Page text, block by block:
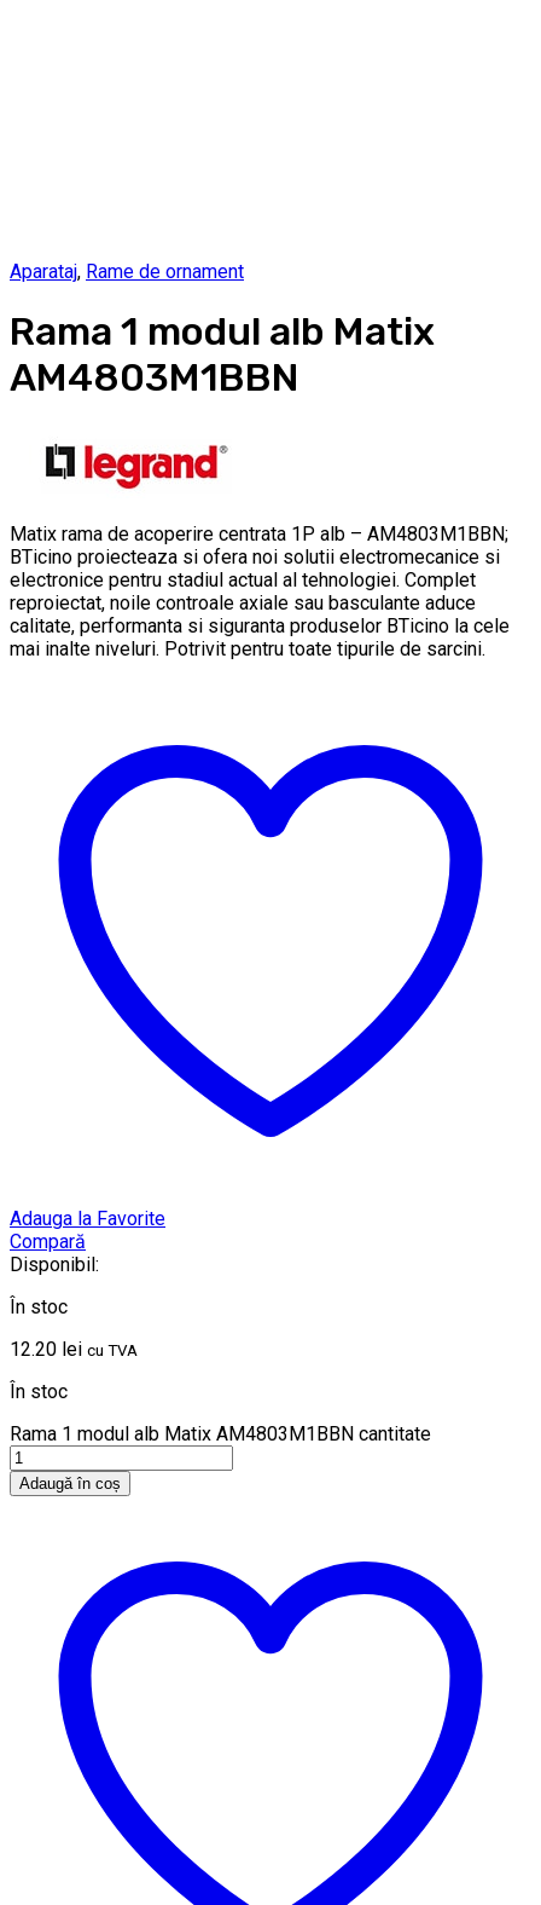
Aparataj, Rame de ornament
Rama 1 modul alb Matix
AM4803M1BBN
Matix rama de acoperire centrata 1P alb – AM4803M1BBN;
BTicino proiecteaza si ofera noi solutii electromecanice si
electronice pentru stadiul actual al tehnologiei. Complet
reproiectat, noile controale axiale sau basculante aduce
calitate, performanta si siguranta produselor BTicino la cele
mai inalte niveluri. Potrivit pentru toate tipurile de sarcini.
Adauga la Favorite
Compară
Disponibil:
În stoc
12.20 lei cu TVA
În stoc
Rama 1 modul alb Matix AM4803M1BBN cantitate
Adaugă în coș